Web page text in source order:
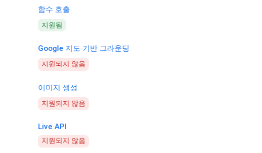
함수 호출
지원됨
Google 지도 기반 그라운딩
지원되지 않음
이미지 생성
지원되지 않음
Live API
지원되지 않음